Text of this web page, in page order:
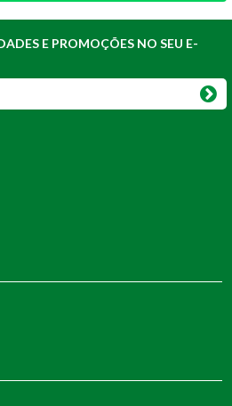
E PROMOÇÕES NO SEU E-